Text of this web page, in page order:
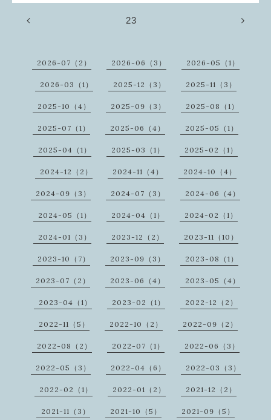
23
2026-07（2） 2026-06（3） 2026-05（1）
2026-03（1） 2025-12（3） 2025-11（3）
2025-10（4） 2025-09（3） 2025-08（1）
2025-07（1） 2025-06（4） 2025-05（1）
2025-04（1） 2025-03（1） 2025-02（1）
2024-12（2） 2024-11（4） 2024-10（4）
2024-09（3） 2024-07（3） 2024-06（4）
2024-05（1） 2024-04（1） 2024-02（1）
2024-01（3） 2023-12（2） 2023-11（10）
2023-10（7） 2023-09（3） 2023-08（1）
2023-07（2） 2023-06（4） 2023-05（4）
2023-04（1） 2023-02（1） 2022-12（2）
2022-11（5） 2022-10（2） 2022-09（2）
2022-08（2） 2022-07（1） 2022-06（3）
2022-05（3） 2022-04（6） 2022-03（3）
2022-02（1） 2022-01（2） 2021-12（2）
2021-11（3） 2021-10（5） 2021-09（5）